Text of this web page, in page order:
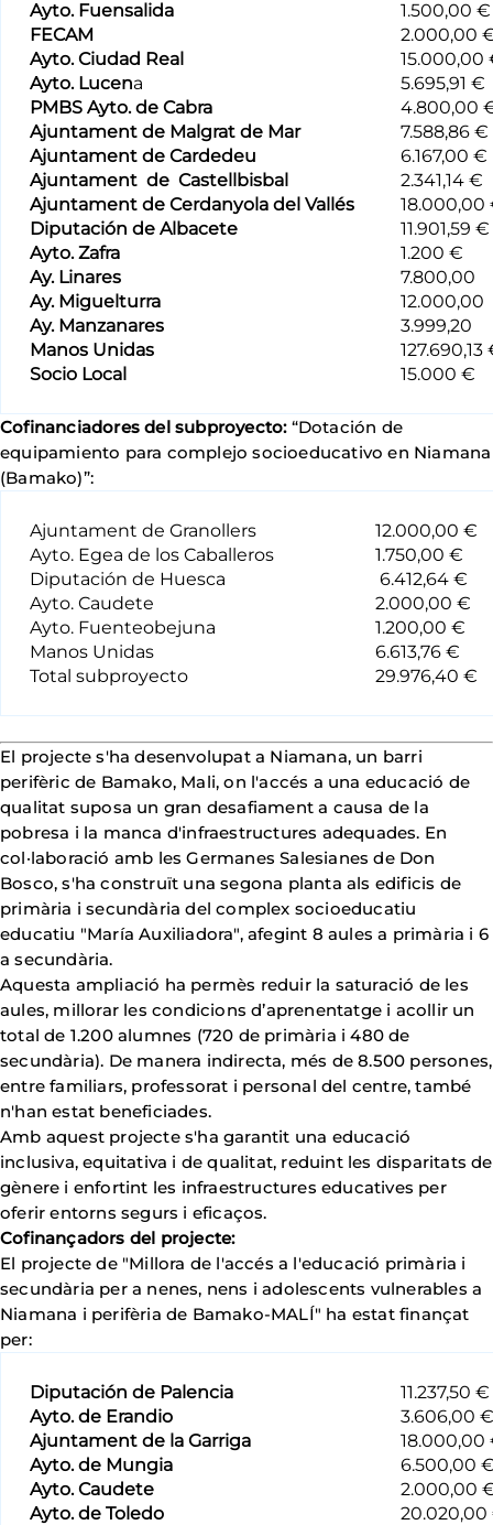
Ayto. Fuensalida
1.500,00 €
FECAM
2.000,00
Ayto. Ciudad Real
15.000,00
Ayto. Lucena
5.695,91 €
PMBS Ayto. de Cabra
4.800,00
Ajuntament de Malgrat de Mar
7.588,86 €
Ajuntament de Cardedeu
6.167,00 €
Ajuntament de Castellbisbal
2.341,14 €
Ajuntament de Cerdanyola del Vallés
18.000,00
Diputación de Albacete
11.901,59 €
Ayto. Zafra
1.200 €
Ay. Linares
7.800,00
Ay. Miguelturra
12.000,00
Ay. Manzanares
3.999,20
Manos Unidas
127.690,13
Socio Local
15.000 €
Cofinanciadores del subproyecto:“Dotación de
equipamiento para complejo socioeducativo en Niamana
(Bamako)”:
Ajuntament de Granollers
12.000,00 €
Ayto. Egea de los Caballeros
1.750,00 €
Diputación de Huesca
6.412,64 €
Ayto. Caudete
2.000,00 €
Ayto. Fuenteobejuna
1.200,00 €
Manos Unidas
6.613,76 €
Total subproyecto
29.976,40 €
El projecte s'ha desenvolupat a Niamana, un barri
perifèric de Bamako, Mali, on l'accés a una educació de
qualitat suposa un gran desafiament a causa de la
pobresa i la manca d'infraestructures adequades. En
col·laboració amb les Germanes Salesianes de Don
Bosco, s'ha construït una segona planta als edificis de
primària i secundària del complex socioeducatiu
educatiu "María Auxiliadora", afegint 8 aules a primària i 6
a secundària.
Aquesta ampliació ha permès reduir la saturació de les
aules, millorar les condicions d’aprenentatge i acollir un
total de 1.200 alumnes (720 de primària i 480 de
secundària). De manera indirecta, més de 8.500 persones,
entre familiars, professorat i personal del centre, també
n'han estat beneficiades.
Amb aquest projecte s'ha garantit una educació
inclusiva, equitativa i de qualitat, reduint les disparitats de
gènere i enfortint les infraestructures educatives per
oferir entorns segurs i eficaços.
Cofinançadors del projecte:
El projecte de "Millora de l'accés a l'educació primària i
secundària per a nenes, nens i adolescents vulnerables a
Niamana i perifèria de Bamako-MALÍ" ha estat finançat
per:
Diputación de Palencia
11.237,50 €
Ayto. de Erandio
3.606,00 €
Ajuntament de la Garriga
18.000,00
Ayto. de Mungia
6.500,00
Ayto. Caudete
2.000,00
Ayto. de Toledo